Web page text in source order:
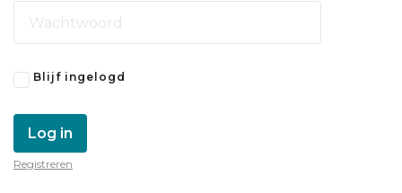
Blijf ingelogd
Log in
Registreren